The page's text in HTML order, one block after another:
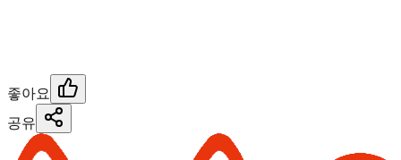
좋아요
공유